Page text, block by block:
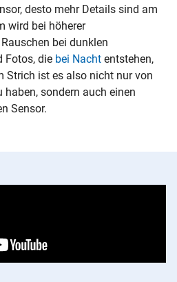
desto mehr Details sind am
wird bei höherer
bei dunklen
Fotos, die bei Nacht entstehen,
Strich ist es also nicht nur von
sondern auch einen
Sensor.